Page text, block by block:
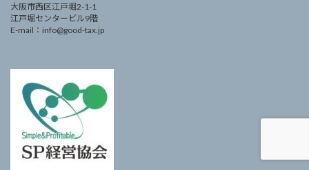
大阪市西区江戸堀2-1-1
江戸堀センタービル9階
E-mail：info@good-tax.jp